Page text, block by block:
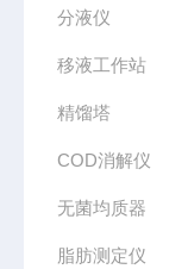
分液仪
移液工作站
精馏塔
COD消解仪
无菌均质器
脂肪测定仪